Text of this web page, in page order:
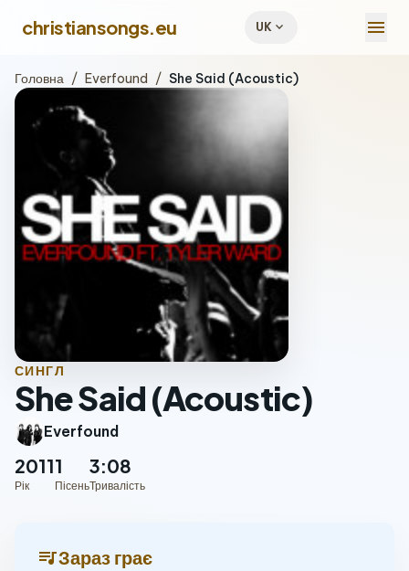
christiansongs.eu UKexpand_more menu
Головна / Everfound / She Said (Acoustic)
СИНГЛ
She Said (Acoustic)
Everfound
2011
Рік
1
Пісень
3:08
Тривалість
queue_musicЗараз грає